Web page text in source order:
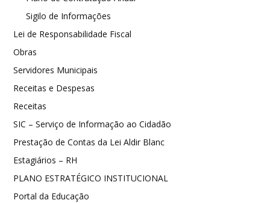
Sigilo de Informações
Lei de Responsabilidade Fiscal
Obras
Servidores Municipais
Receitas e Despesas
Receitas
SIC – Serviço de Informação ao Cidadão
Prestação de Contas da Lei Aldir Blanc
Estagiários – RH
PLANO ESTRATÉGICO INSTITUCIONAL
Portal da Educação